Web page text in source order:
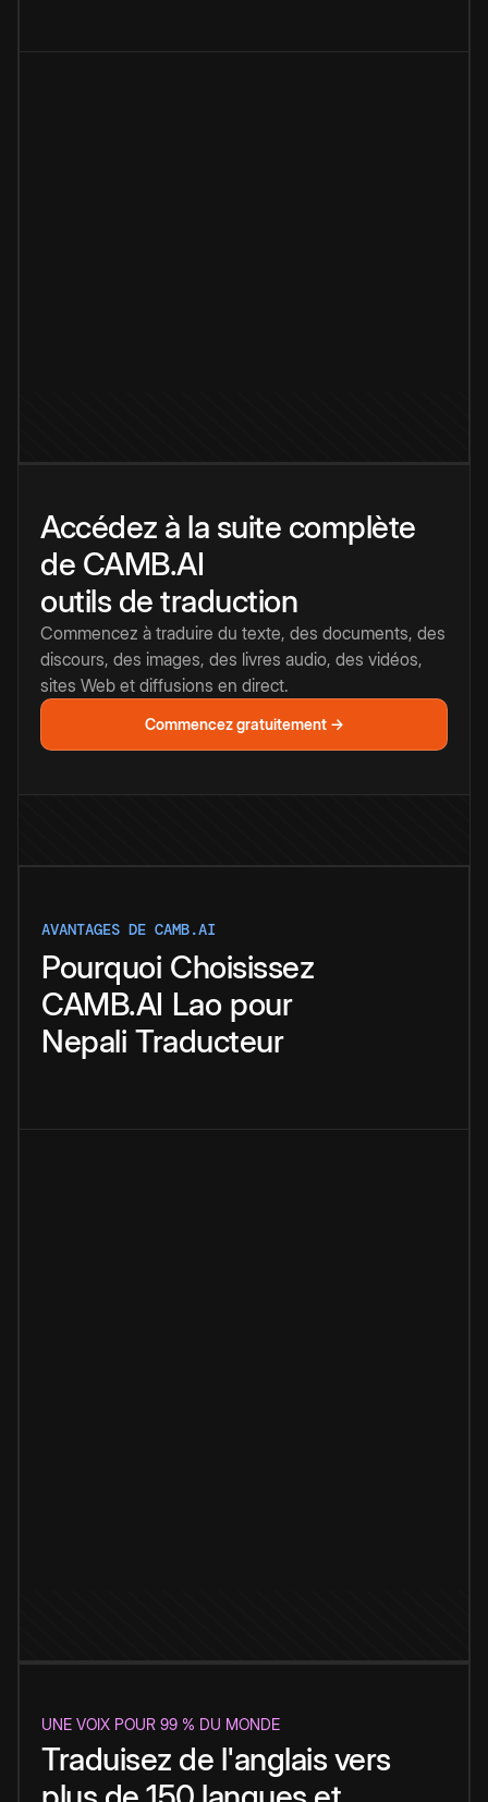
Accédez à la suite complète
de CAMB.AI
outils de traduction
Commencez à traduire du texte, des documents, des
discours, des images, des livres audio, des vidéos,
sites Web et diffusions en direct.
Commencez gratuitement →
AVANTAGES DE CAMB.AI
Pourquoi Choisissez
CAMB.AI Lao pour
Nepali Traducteur
UNE VOIX POUR 99 % DU MONDE
Traduisez de l'anglais vers